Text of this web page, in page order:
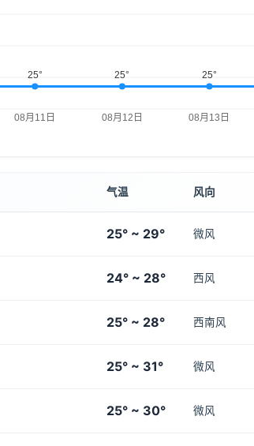
气温 风向
25° ~ 29° 微风
24° ~ 28° 西风
25° ~ 28° 西南风
25° ~ 31° 微风
25° ~ 30° 微风